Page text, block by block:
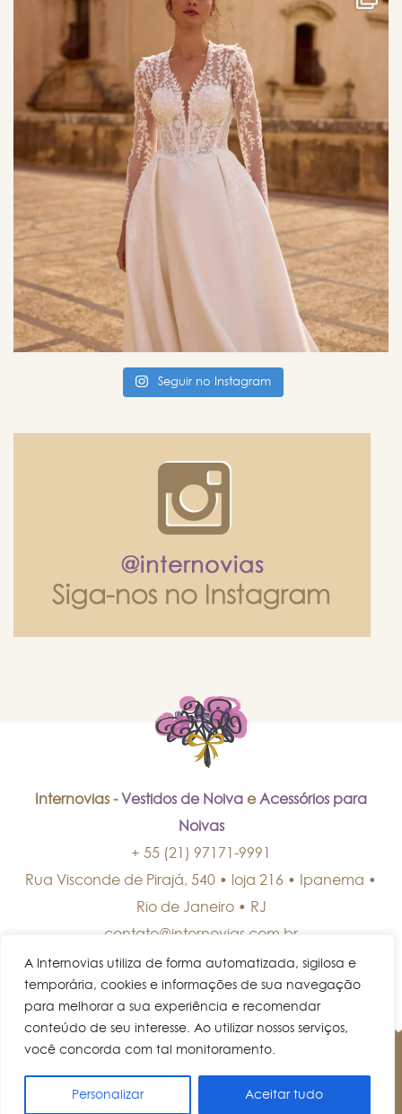
A Internovias utiliza de forma automatizada, sigilosa e
temporária, cookies e informações de sua navegação
para melhorar a sua experiência e recomendar
conteúdo de seu interesse. Ao utilizar nossos serviços,
você concorda com tal monitoramento.
Personalizar Aceitar tudo
Seguir no Instagram
Internovias - Vestidos de Noiva e Acessórios para
Noivas
+ 55 (21) 97171-9991
Rua Visconde de Pirajá, 540 • loja 216 • Ipanema •
Rio de Janeiro• RJ
contato@internovias.com.br